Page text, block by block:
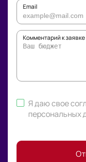
Email
Комментарий к заявке
Я даю свое
персональных